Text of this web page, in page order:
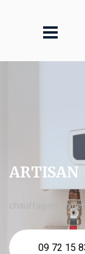
ARTISAN
chauffagiste
09 72 15